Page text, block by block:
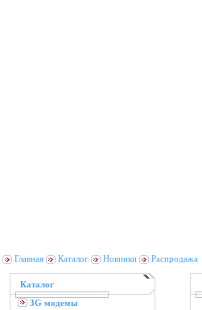
Главная
Каталог Новинки Распродажа
Каталог
3G модемы